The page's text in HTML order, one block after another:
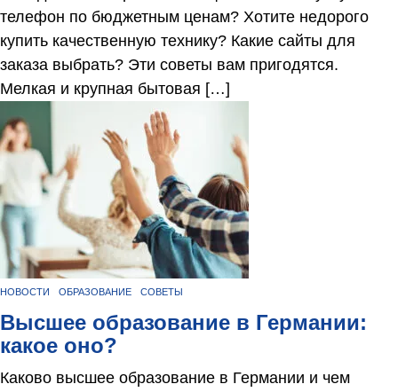
телефон по бюджетным ценам? Хотите недорого
купить качественную технику? Какие сайты для
заказа выбрать? Эти советы вам пригодятся.
Мелкая и крупная бытовая […]
НОВОСТИ ОБРАЗОВАНИЕ СОВЕТЫ
Высшее образование в Германии:
какое оно?
Каково высшее образование в Германии и чем